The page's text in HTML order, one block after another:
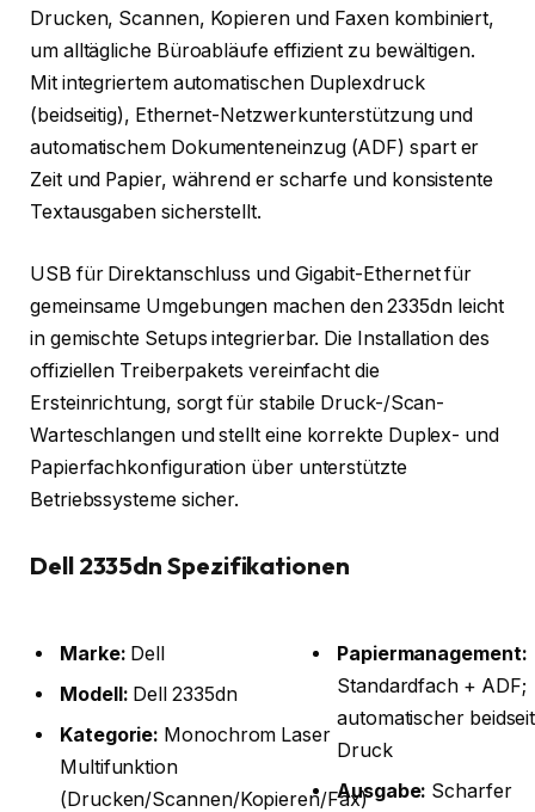
Drucken, Scannen, Kopieren und Faxen kombiniert,
um alltägliche Büroabläufe effizient zu bewältigen.
Mit integriertem automatischen Duplexdruck
(beidseitig), Ethernet-Netzwerkunterstützung und
automatischem Dokumenteneinzug (ADF) spart er
Zeit und Papier, während er scharfe und konsistente
Textausgaben sicherstellt.
USB für Direktanschluss und Gigabit-Ethernet für
gemeinsame Umgebungen machen den 2335dn leicht
in gemischte Setups integrierbar. Die Installation des
offiziellen Treiberpakets vereinfacht die
Ersteinrichtung, sorgt für stabile Druck-/Scan-
Warteschlangen und stellt eine korrekte Duplex- und
Papierfachkonfiguration über unterstützte
Betriebssysteme sicher.
Dell 2335dn Spezifikationen
Marke: Dell
Modell: Dell 2335dn
Kategorie: Monochrom Laser
Multifunktion
(Drucken/Scannen/Kopieren/Fax)
Papiermanagement:
Standardfach + ADF;
automatischer
Druck
Ausgabe: Scharfer